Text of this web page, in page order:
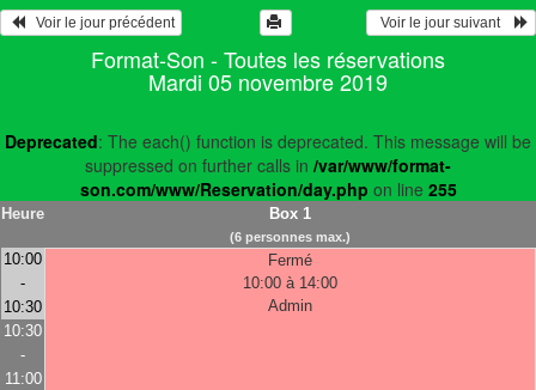
   Voir le jour précédent
  Voir le jour suivant
Format-Son - Toutes les réservations
Mardi 05 novembre 2019
Deprecated: The each() function is deprecated. This message will be
suppressed on further calls in /var/www/format-
son.com/www/Reservation/day.php on line 255
Heure Box 1
(6 personnes max.)
10:00
-
10:30
Fermé
10:00 à 14:00
Admin
10:30
-
11:00